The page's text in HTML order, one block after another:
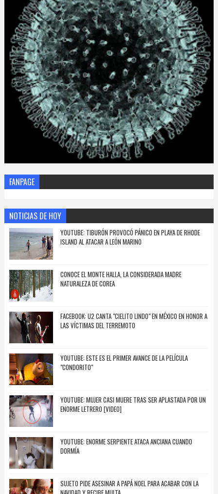
FANPAGE
NOTICIAS DE HOY
YOUTUBE: TIBURÓN PROVOCÓ PÁNICO EN PLAYA DE RHODE
ISLAND AL ATACAR A LEÓN MARINO
CONOCE EL MONTE HALLA, LA CONSIDERADA MADRE
NATURALEZA DE COREA
FACEBOOK: U2 CANTA "CIELITO LINDO" EN MÉXICO EN HONOR A
LAS VÍCTIMAS DEL TERREMOTO
YOUTUBE: ESTE ES EL PRIMER AVANCE DE LA PELÍCULA
"CONDORITO"
YOUTUBE: MUJER CASI MUERE TRAS SER APLASTADA POR UN
ENORME LETRERO [VIDEO]
YOUTUBE: ENORME SERPIENTE ATACA ANCIANA CUANDO
DORMÍA
SUJETO PIDE ASESINAR A PAPÁ NOEL PARA ACABAR CON LA